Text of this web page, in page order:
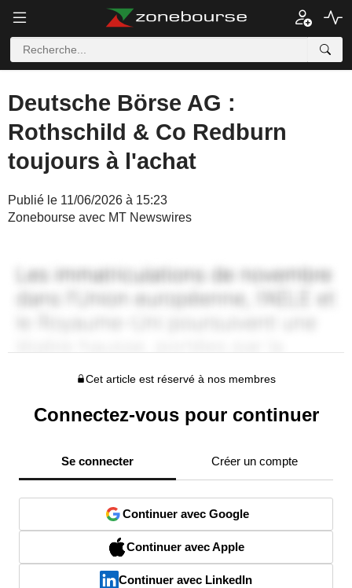
Deutsche Börse AG :
Rothschild & Co Redburn
toujours à l'achat
Publié le 11/06/2026 à 15:23
Zonebourse avec MT Newswires
Cet article est réservé à nos membres
Connectez-vous pour continuer
Se connecter Créer un compte
Continuer avec Google
Continuer avec Apple
Continuer avec LinkedIn